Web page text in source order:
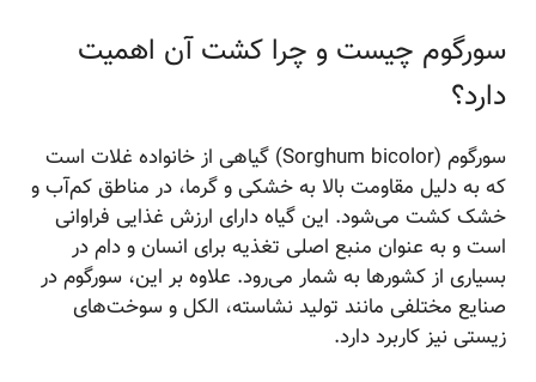
سورگوم چیست و چرا کشت آن اهمیت
دارد؟
سورگوم (Sorghum bicolor) گیاهی از خانواده غلات است
که به دلیل مقاومت بالا به خشکی و گرما، در مناطق کم‌آب و
خشک کشت می‌شود. این گیاه دارای ارزش غذایی فراوانی
است و به عنوان منبع اصلی تغذیه برای انسان و دام در
بسیاری از کشورها به شمار می‌رود. علاوه بر این، سورگوم در
صنایع مختلفی مانند تولید نشاسته، الکل و سوخت‌های
زیستی نیز کاربرد دارد.